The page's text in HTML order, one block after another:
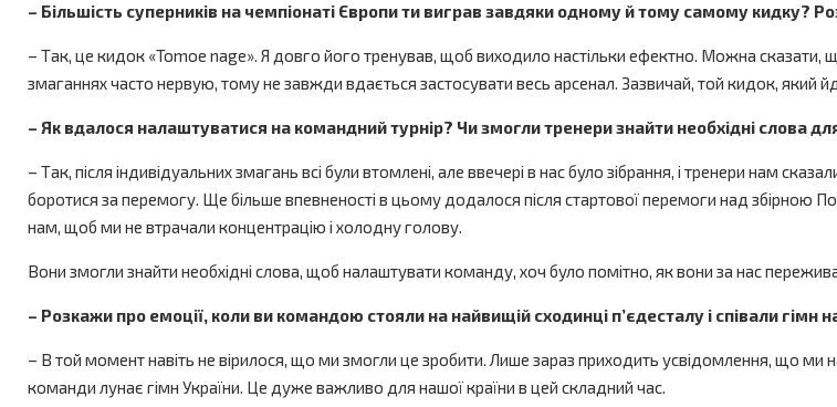
– Більшість суперників на чемпіонаті Європи ти виграв завдяки одному й тому самому кидку?
– Так, це кидок «Tomoe nage». Я довго його тренував, щоб виходило настільки ефектно. Можна сказати,
змаганнях часто нервую, тому не завжди вдається застосувати весь арсенал. Зазвичай, той кидок, який
– Як вдалося налаштуватися на командний турнір? Чи змогли тренери знайти необхідні слова
– Так, після індивідуальних змагань всі були втомлені, але ввечері в нас було зібрання, і тренери нам
боротися за перемогу. Ще більше впевненості в цьому додалося після стартової перемоги над збірною
нам, щоб ми не втрачали концентрацію і холодну голову.
Вони змогли знайти необхідні слова, щоб налаштувати команду, хоч було помітно, як вони за нас
– Розкажи про емоції, коли ви командою стояли на найвищій сходинці п’єдесталу і співали гімн
– В той момент навіть не вірилося, що ми змогли це зробити. Лише зараз приходить усвідомлення, що ми
команди лунає гімн України. Це дуже важливо для нашої країни в цей складний час.